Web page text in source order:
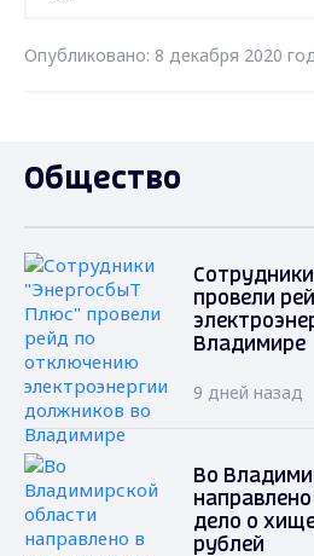
Опубликовано: 8 декабря 2020
Общество
провели
Владимире
9 дней назад
Во
дело о
рублей